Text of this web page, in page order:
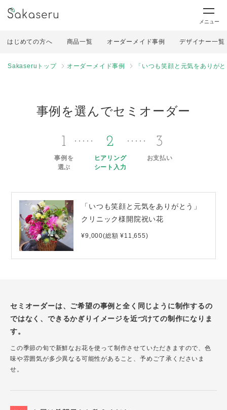
メニュー
はじめての方へ 商品一覧 オーダーメイド事例 デザイナー一覧
Sakaseruトップ オーダーメイド事例 「いつも笑顔と元気をありが
事例を選んでセミオーダー
1
事例を
選ぶ
2
ヒアリング
シート入力
3
お支払い
「いつも笑顔と元気をありがとう」
クリニック様開院祝い花
¥9,000(総額 ¥11,655)
セミオーダーは、ご希望の事例と全く同じように制作するの
ではなく、できるかぎりイメージを近づけての制作になりま
す。
この季節の旬で新鮮なお花を使って制作させていただきますので、色
味や雰囲気が多少異なる可能性があること、予めご了承くださいま
せ。